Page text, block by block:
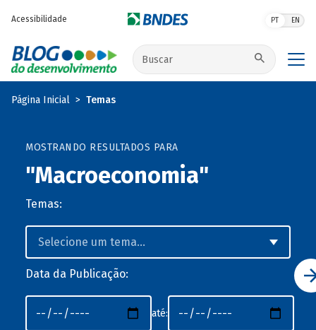
Acessibilidade PT EN
Buscar no site
Página Inicial Temas
MOSTRANDO RESULTADOS PARA
"Macroeconomia"
Temas:
Data da Publicação:
até: